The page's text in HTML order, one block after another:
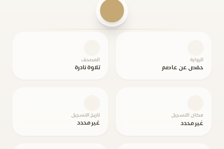
الرواية
حفص عن عاصم
المصحف
تلاوة نادرة
مكان التسجيل
غير محدد
تاريخ التسجيل
غير محدد